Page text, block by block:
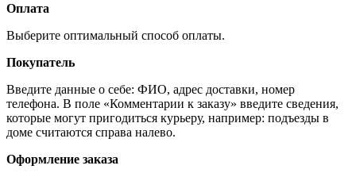
Оплата
Выберите оптимальный способ оплаты.
Покупатель
Введите данные о себе: ФИО, адрес доставки, номер
телефона. В поле «Комментарии к заказу» введите сведения,
которые могут пригодиться курьеру, например: подъезды в
доме считаются справа налево.
Оформление заказа